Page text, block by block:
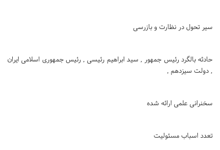
سیر تحول در نظارت و بازرسی
حادثه بالگرد رئیس جمهور , سید ابراهیم رئیسی , رئیس جمهوری اسلامی ایران
, دولت سیزدهم ,
سخنرانی علمی ارائه شده
تعدد اسباب مسئولیت